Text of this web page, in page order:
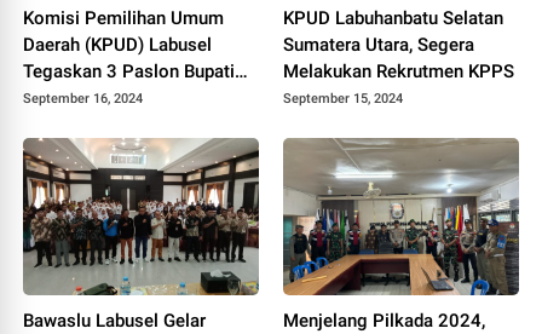
Komisi Pemilihan Umum
Daerah (KPUD) Labusel
Tegaskan 3 Paslon Bupati
Memenuhi Persyaratan
September 16, 2024
KPUD Labuhanbatu Selatan
Sumatera Utara, Segera
Melakukan Rekrutmen KPPS
September 15, 2024
Bawaslu Labusel Gelar
Menjelang Pilkada 2024,